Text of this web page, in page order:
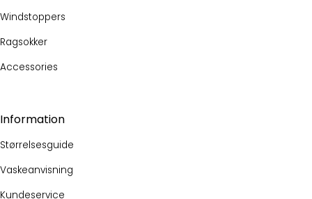
Windstoppers
Ragsokker
Accessories
Information
Størrelsesguide
Vaskeanvisning
Kundeservice